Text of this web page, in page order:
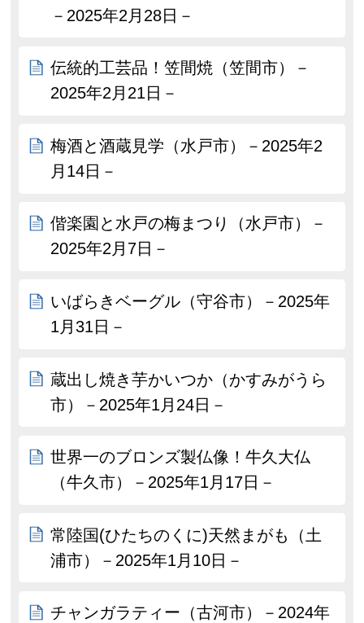
－2025年2月28日－
伝統的工芸品！笠間焼（笠間市）－
2025年2月21日－
梅酒と酒蔵見学（水戸市）－2025年2
月14日－
偕楽園と水戸の梅まつり（水戸市）－
2025年2月7日－
いばらきベーグル（守谷市）－2025年
1月31日－
蔵出し焼き芋かいつか（かすみがうら
市）－2025年1月24日－
世界一のブロンズ製仏像！牛久大仏
（牛久市）－2025年1月17日－
常陸国(ひたちのくに)天然まがも（土
浦市）－2025年1月10日－
チャンガラティー（古河市）－2024年